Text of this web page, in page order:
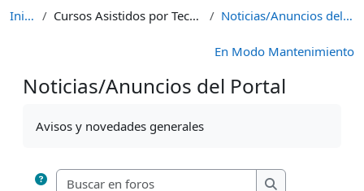
Inicio Cursos Asistidos por Tecnología Noticias/Anuncios del Portal
En Modo Mantenimiento
Noticias/Anuncios del Portal
Avisos y novedades generales
Buscar en foros